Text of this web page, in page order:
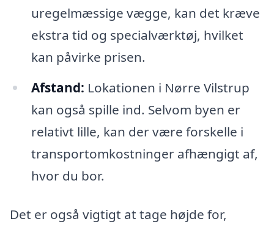
uregelmæssige vægge, kan det kræve
ekstra tid og specialværktøj, hvilket
kan påvirke prisen.
Afstand: Lokationen i Nørre Vilstrup
kan også spille ind. Selvom byen er
relativt lille, kan der være forskelle i
transportomkostninger afhængigt af,
hvor du bor.
Det er også vigtigt at tage højde for,